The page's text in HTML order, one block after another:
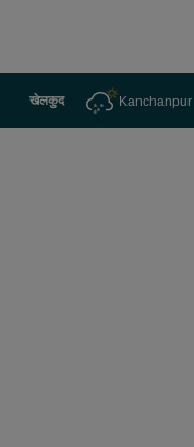
खेलकुद Kanchanpur